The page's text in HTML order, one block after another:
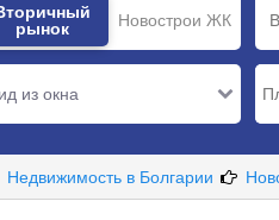
рынок
Новострои ЖК
рынок
из окна
Недвижимость в Болгарии